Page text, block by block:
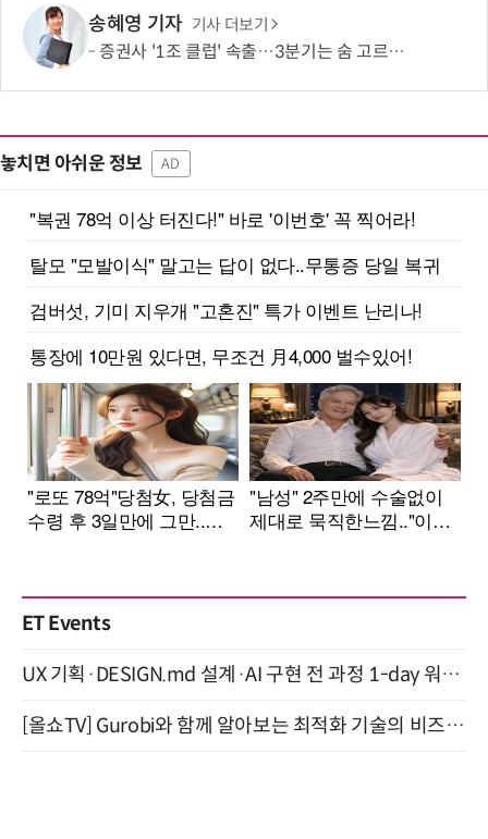
송혜영 기자 기사 더보기
증권사 '1조 클럽' 속출…3분기는 숨 고르기 전망
놓치면 아쉬운 정보 AD
ET Events
UX 기획·DESIGN.md 설계·AI 구현 전 과정 1-day 워크숍 with Claude Code·Codex 9월 15일 개최
[올쇼TV] Gurobi와 함께 알아보는 최적화 기술의 비즈니스 활용 (8월 20일 생방송)